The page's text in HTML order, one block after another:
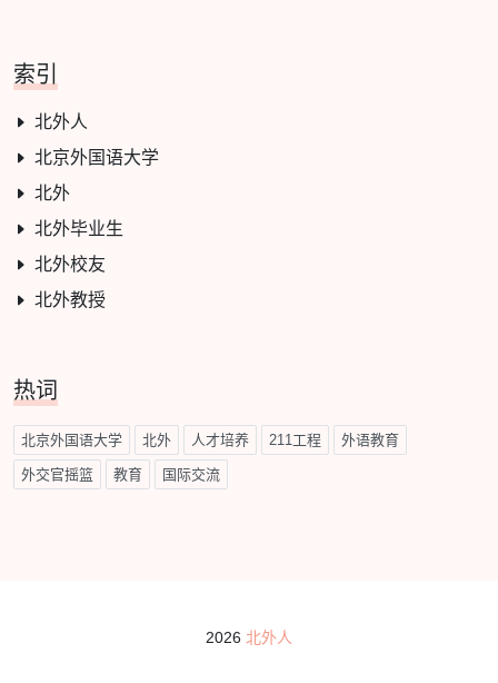
索引
北外人
北京外国语大学
北外
北外毕业生
北外校友
北外教授
热词
北京外国语大学 北外 人才培养 211工程 外语教育
外交官摇篮 教育 国际交流
2026 北外人